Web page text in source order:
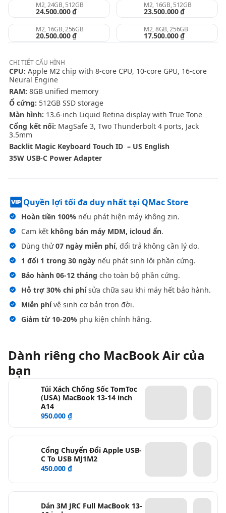
M2, 24GB, 512GB
24.500.000 ₫
M2, 16GB, 512GB
23.500.000 ₫
M2, 16GB, 256GB
20.500.000 ₫
M2, 8GB, 256GB
17.500.000 ₫
CHI TIẾTCẤU HÌNH
CPU: Apple M2 chip with 8-core CPU, 10-core GPU, 16-core
Neural Engine
RAM: 8GB unified memory
Ổ cứng: 512GB SSD storage
Màn hình: 13.6-inch Liquid Retina display with True Tone
Cổng kết nối: MagSafe 3, Two Thunderbolt 4 ports, Jack
3.5mm
Backlit Magic Keyboard Touch ID – US English
35W USB-C Power Adapter
Quyền lợi tối đa duy nhất tại QMac Store
Hoàn tiền 100% nếu phát hiện máy không zin.
Cam kết không bán máy MDM, icloud ẩn.
Dùng thử07 ngày miễn phí, đổi trả không cần lý do.
1 đổi 1 trong 30 ngày nếu phát sinh lỗi phần cứng.
Bảo hành 06-12 tháng cho toàn bộ phần cứng.
Hỗ trợ 30% chi phísửa chữa sau khi máy hết bảo hành.
Miễn phívệ sinh cơ bản trọn đời.
Giảm từ 10-20% phụ kiện chính hãng.
Dành riêng cho MacBook Air của
bạn
Túi Xách Chống Sốc TomToc
(USA) MacBook 13-14 inch
A14
950.000 ₫
Cổng Chuyển Đổi Apple USB-
C To USB MJ1M2
450.000 ₫
Dán 3M JRC Full MacBook 13-